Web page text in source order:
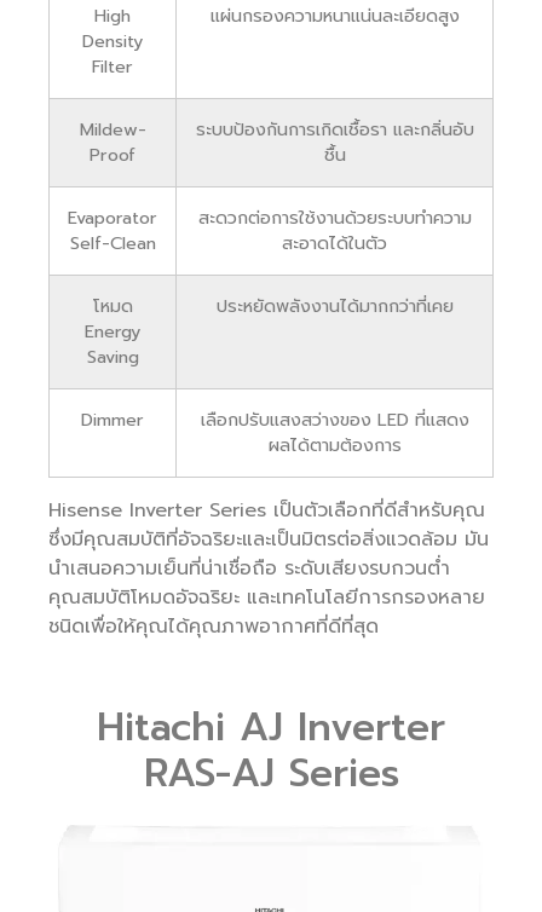
High
Density
Filter
แผ่นกรองความหนาแน่นละเอียดสูง
Mildew-
Proof
ระบบป้องกันการเกิดเชื้อรา และกลิ่นอับ
ชื้น
Evaporator
Self-Clean
สะดวกต่อการใช้งานด้วยระบบทำความ
สะอาดได้ในตัว
โหมด
Energy
Saving
ประหยัดพลังงานได้มากกว่าที่เคย
Dimmer
เลือกปรับแสงสว่างของ LED ที่แสดง
ผลได้ตามต้องการ
Hisense Inverter Series เป็นตัวเลือกที่ดีสำหรับคุณ
ซึ่งมีคุณสมบัติที่อัจฉริยะและเป็นมิตรต่อสิ่งแวดล้อม มัน
นำเสนอความเย็นที่น่าเชื่อถือ ระดับเสียงรบกวนต่ำ
คุณสมบัติโหมดอัจฉริยะ และเทคโนโลยีการกรองหลาย
ชนิดเพื่อให้คุณได้คุณภาพอากาศที่ดีที่สุด
Hitachi AJ Inverter
RAS-AJ Series